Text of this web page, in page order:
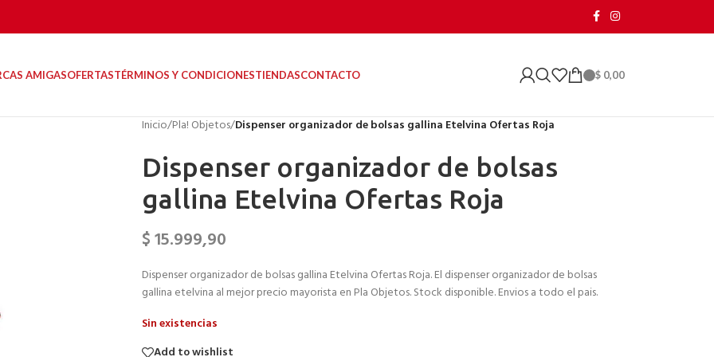
AMIGASOFERTASTÉRMINOS Y CONDICIONESTIENDASCONTACTO $ 0,00
Inicio/Pla! Objetos/Dispenser organizador de bolsas gallina Etelvina Ofertas Roja
Dispenser organizador de bolsas
gallina Etelvina Ofertas Roja
$15.999,90
Dispenser organizador de bolsas gallina Etelvina Ofertas Roja. El dispenser organizador de bolsas
gallina etelvina al mejor precio mayorista en Pla Objetos. Stock disponible. Envios a todo el pais.
Sin existencias
Add to wishlist